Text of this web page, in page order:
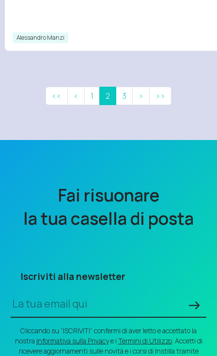
Alessandro Manzi
<< < 1 2 3 > >>
Fai risuonare
la tua casella di posta
Iscriviti alla newsletter
Cliccando su “ISCRIVITI” confermi di aver letto e accettato la
nostra Informativa sulla Privacye i Termini di Utilizzo. Accetti di
ricevere aggiornamenti sulle novità e i corsi di Instilla tramite